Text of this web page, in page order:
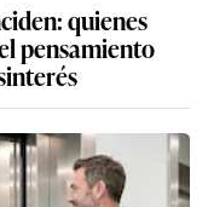
quienes
pensamiento